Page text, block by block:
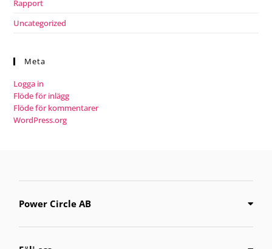
Rapport
Uncategorized
Meta
Logga in
Flöde för inlägg
Flöde för kommentarer
WordPress.org
Power Circle AB